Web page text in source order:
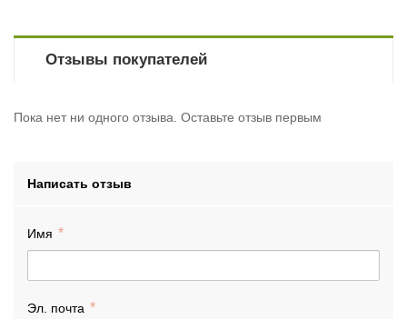
Отзывы покупателей
Пока нет ни одного отзыва. Оставьте отзыв первым
Написать отзыв
Имя
Эл. почта